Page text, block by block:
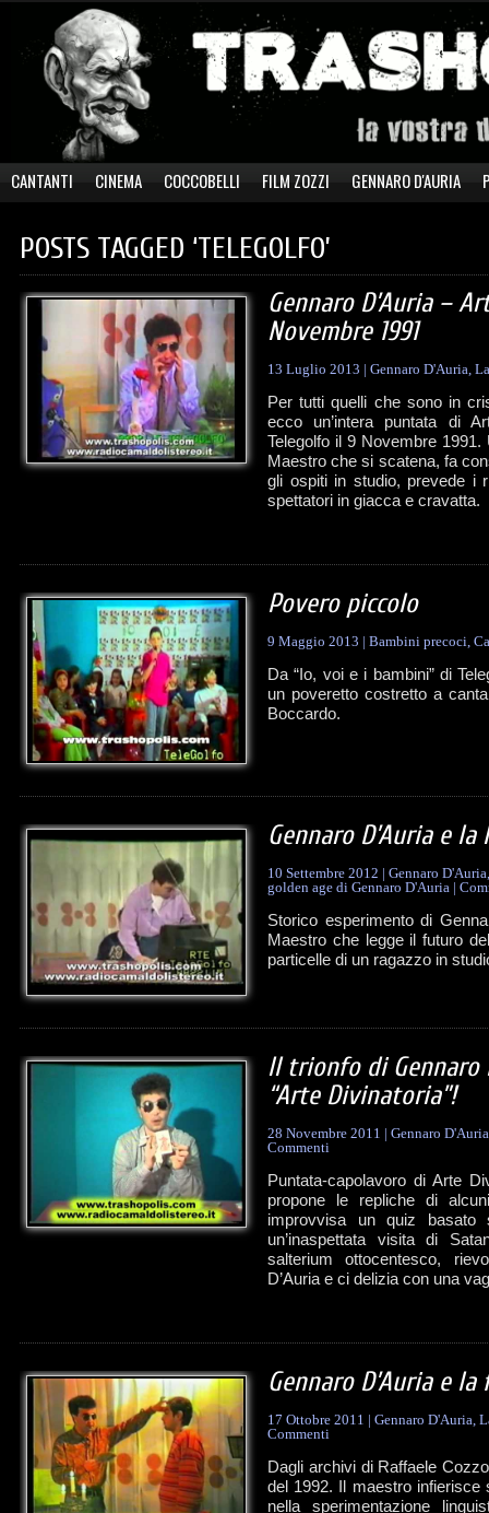
CANTANTI CINEMA COCCOBELLI FILM ZOZZI GENNARO D'AURIA
POSTS TAGGED ‘TELEGOLFO’
Gennaro D’Auria –
Novembre 1991
13 Luglio 2013 | Gennaro D'Auria,
Per tutti quelli che sono in
ecco un’intera puntata di
Telegolfo il 9 Novembre
Maestro che si scatena, fa
gli ospiti in studio, prevede i
spettatori in giacca e cravatta.
Povero piccolo
9 Maggio 2013 | Bambini precoci,
Da “Io, voi e i bambini” di
un poveretto costretto a
Boccardo.
Gennaro D’Auria e
10 Settembre 2012 | Gennaro D'Auria
golden age di Gennaro D'Auria |
Storico esperimento di
Maestro che legge il futuro
particelle di un ragazzo in
Il trionfo di Gennaro
“Arte Divinatoria”!
28 Novembre 2011 | Gennaro D'Auria
Commenti
Puntata-capolavoro di Arte
propone le repliche di
improvvisa un quiz
un’inaspettata visita di
salterium ottocentesco,
D’Auria e ci delizia con una
Gennaro D’Auria e
17 Ottobre 2011 | Gennaro D'Auria,
Commenti
Dagli archivi di Raffaele
del 1992. Il maestro infierisce
nella sperimentazione